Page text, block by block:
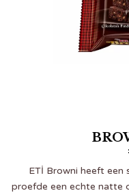
ETİ Browni heeft een
proefde een echte natte